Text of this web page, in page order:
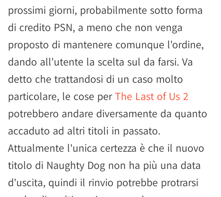
prossimi giorni, probabilmente sotto forma
di credito PSN, a meno che non venga
proposto di mantenere comunque l'ordine,
dando all'utente la scelta sul da farsi. Va
detto che trattandosi di un caso molto
particolare, le cose perThe Last of Us 2
potrebbero andare diversamente da quanto
accaduto ad altri titoli in passato.
Attualmente l'unica certezza è che il nuovo
titolo di Naughty Dog non ha più una data
d'uscita, quindi il rinvio potrebbe protrarsi